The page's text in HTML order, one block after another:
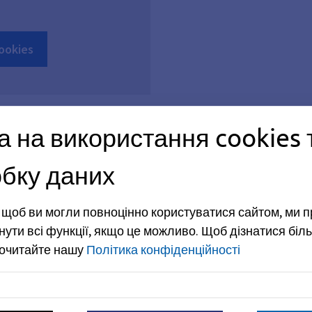
- Тренінг для
на використання cookies
даних
ви могли повноцінно користуватися сайтом, ми
всі функції, якщо це можливо. Щоб дізнатися
нашу Політика конфіденційності